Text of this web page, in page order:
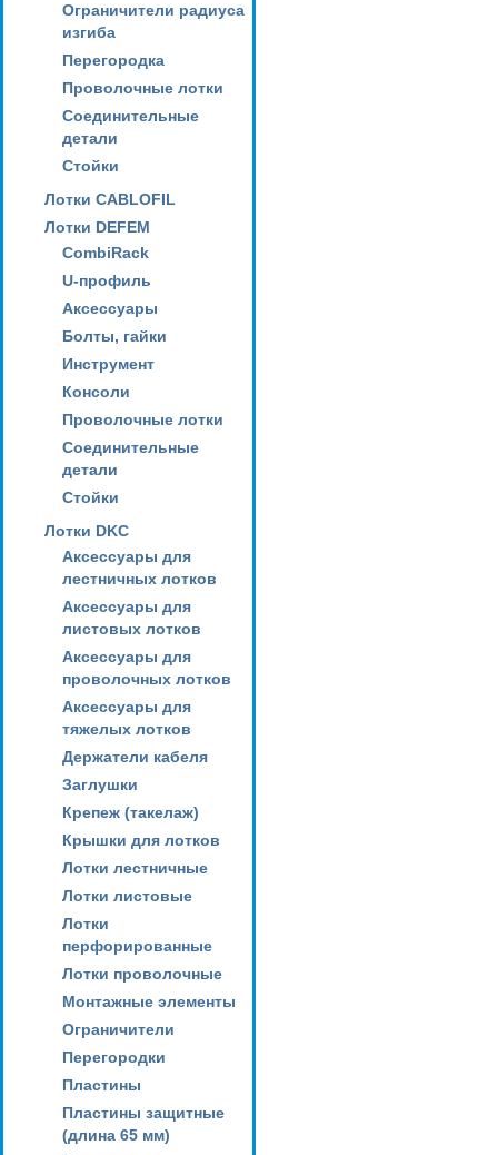
Ограничители радиуса
изгиба
Перегородка
Проволочные лотки
Соединительные
детали
Стойки
Лотки CABLOFIL
Лотки DEFEM
CombiRack
U-профиль
Аксессуары
Болты, гайки
Инструмент
Консоли
Проволочные лотки
Соединительные
детали
Стойки
Лотки DKC
Аксессуары для
лестничных лотков
Аксессуары для
листовых лотков
Аксессуары для
проволочных лотков
Аксессуары для
тяжелых лотков
Держатели кабеля
Заглушки
Крепеж (такелаж)
Крышки для лотков
Лотки лестничные
Лотки листовые
Лотки
перфорированные
Лотки проволочные
Монтажные элементы
Ограничители
Перегородки
Пластины
Пластины защитные
(длина 65 мм)